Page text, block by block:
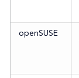
openSUSE